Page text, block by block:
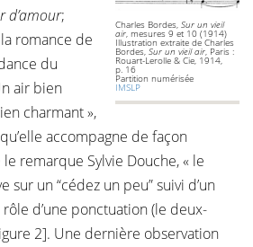
Charles Bordes,Sur un vieil
air, mesures 9 et 10 (1914)
Illustration extraite de Charles
Bordes,Sur un vieil air, Paris :
Rouart-Lerolle & Cie, 1914,
p. 16
Partition numérisée
IMSLP
d’amour;
romance de
du
air bien
charmant »,
accompagne de façon
remarque Sylvie Douche, « le
sur un “cédez un peu” suivi d’un
d’une ponctuation (le deux-
2]. Une dernière observation